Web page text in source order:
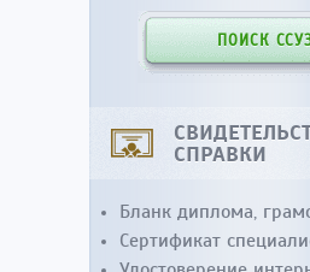
ПОИСК
СПРАВКИ
Бланк диплома,
Сертификат